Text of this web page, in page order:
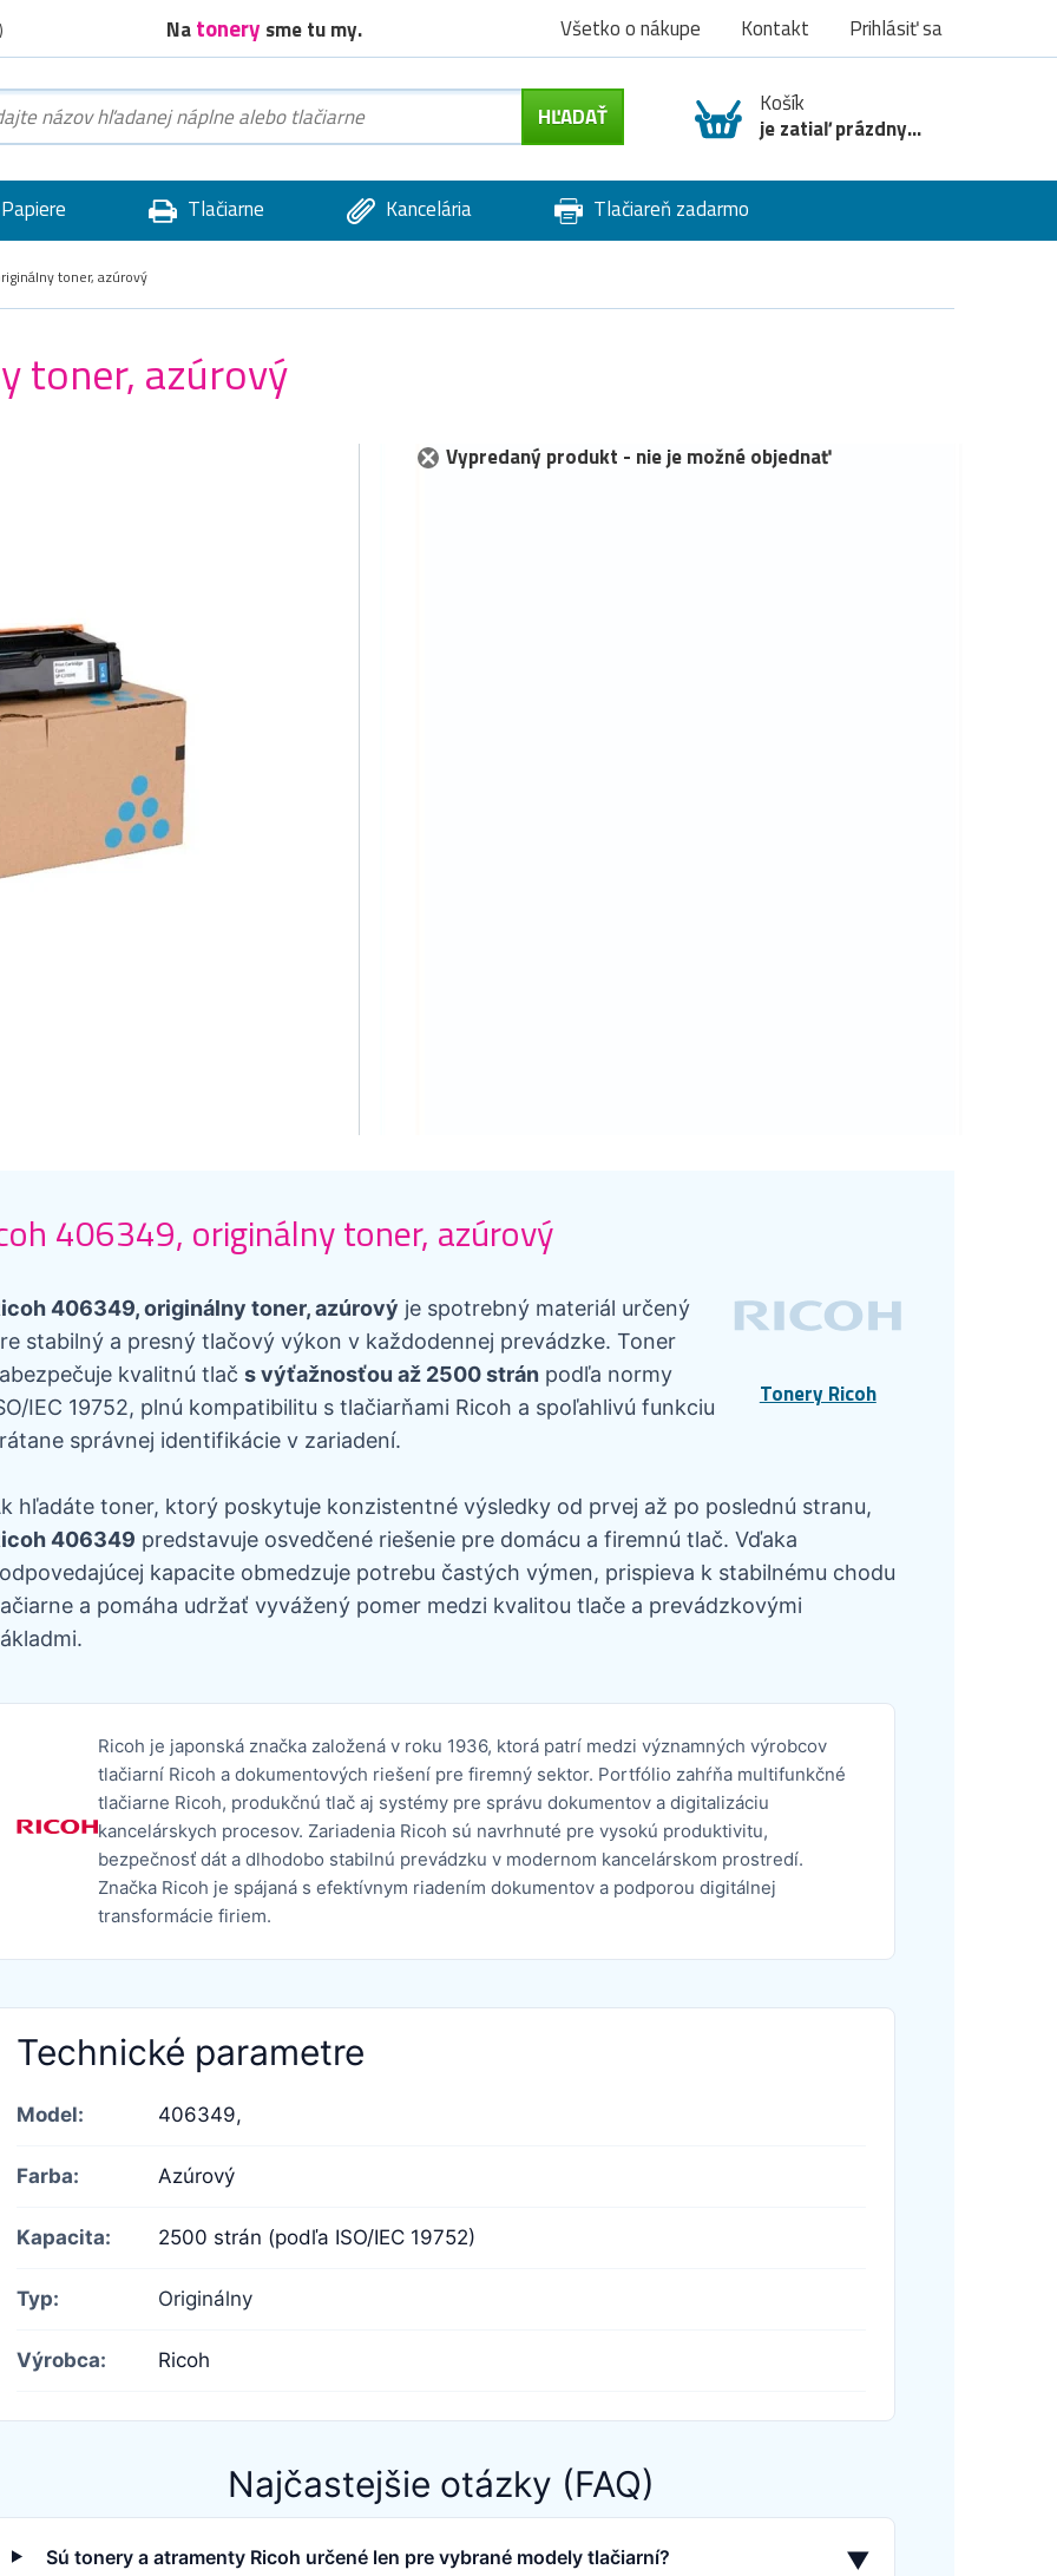
Natonery sme tu my. Všetko o nákupe Kontakt Prihlásiť sa
Košík
je zatiaľ prázdny...
Papiere Tlačiarne Kancelária Tlačiareň zadarmo
toner, azúrový
toner, azúrový
Vypredaný produkt - nie je možné objednať
406349, originálny toner, azúrový
Tonery Ricoh
406349, originálny toner, azúrový je spotrebný materiál určený
stabilný a presný tlačový výkon v každodennej prevádzke. Toner
kvalitnú tlač s výťažnosťou až 2500 strán podľa normy
IEC 19752, plnú kompatibilitu s tlačiarňami Ricoh a spoľahlivú funkciu
správnej identifikácie v zariadení.
hľadáte toner, ktorý poskytuje konzistentné výsledky od prvej až po poslednú stranu,
406349 predstavuje osvedčené riešenie pre domácu a firemnú tlač. Vďaka
kapacite obmedzuje potrebu častých výmen, prispieva k stabilnému chodu
a pomáha udržať vyvážený pomer medzi kvalitou tlače a prevádzkovými
Ricoh je japonská značka založená v roku 1936, ktorá patrí medzi významných výrobcov
tlačiarní Ricoh a dokumentových riešení pre firemný sektor. Portfólio zahŕňa multifunkčné
tlačiarne Ricoh, produkčnú tlač aj systémy pre správu dokumentov a digitalizáciu
kancelárskych procesov. Zariadenia Ricoh sú navrhnuté pre vysokú produktivitu,
bezpečnosť dát a dlhodobo stabilnú prevádzku v modernom kancelárskom prostredí.
Značka Ricoh je spájaná s efektívnym riadením dokumentov a podporou digitálnej
transformácie firiem.
Technické parametre
Model: 406349,
Farba: Azúrový
Kapacita: 2500 strán (podľa ISO/IEC 19752)
Typ: Originálny
Výrobca: Ricoh
Najčastejšie otázky (FAQ)
Sú tonery a atramenty Ricoh určené len pre vybrané modely tlačiarní? ▼